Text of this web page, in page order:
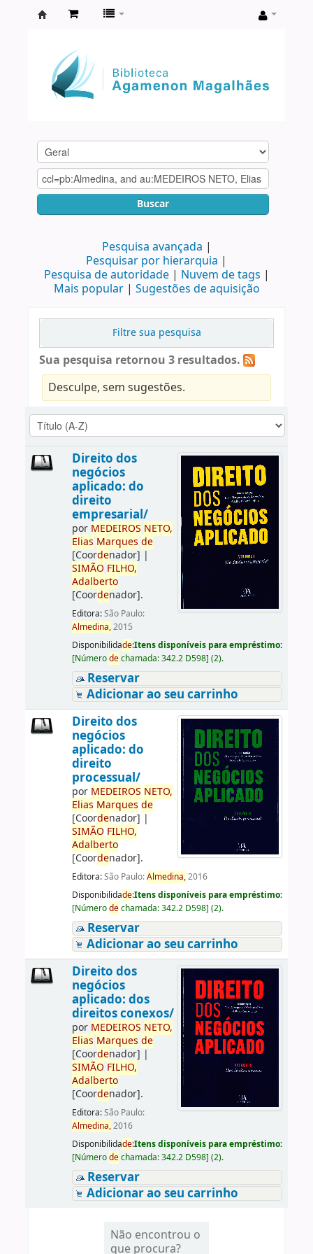
Agamenon
Magalhães
Buscar
Pesquisa avançada
Pesquisar por hierarquia
Pesquisa de autoridade
Nuvem de tags
Mais popular
Sugestões de aquisição
Filtre sua pesquisa
Sua pesquisa retornou 3 resultados.
Desculpe, sem sugestões.
Direito dos
negócios
aplicado: do
direito
empresarial/
por MEDEIROS NETO,
Elias Marques de
[Coordenador] |
SIMÃO FILHO,
Adalberto
[Coordenador].
Editora:São Paulo:
Almedina,2015
Disponibilidade:Itens disponíveis para empréstimo:
[Númerodechamada:342.2 D598] (2).
Reservar
Adicionar ao seu carrinho
Direito dos
negócios
aplicado: do
direito
processual/
por MEDEIROS NETO,
Elias Marques de
[Coordenador] |
SIMÃO FILHO,
Adalberto
[Coordenador].
Editora:São Paulo:Almedina,2016
Disponibilidade:Itens disponíveis para empréstimo:
[Númerodechamada:342.2 D598] (2).
Reservar
Adicionar ao seu carrinho
Direito dos
negócios
aplicado: dos
direitos conexos/
por MEDEIROS NETO,
Elias Marques de
[Coordenador] |
SIMÃO FILHO,
Adalberto
[Coordenador].
Editora:São Paulo:
Almedina,2016
Disponibilidade:Itens disponíveis para empréstimo:
[Númerodechamada:342.2 D598] (2).
Reservar
Adicionar ao seu carrinho
Não encontrou o
que procura?